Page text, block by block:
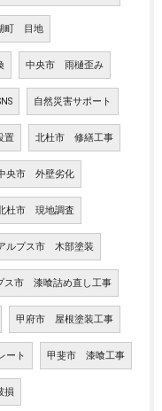
町 目地
中央市 雨樋歪み
自然災害サポート
置 北杜市 修繕工事
央市 外壁劣化
杜市 現地調査
ルプス市 木部塗装
ス市 漆喰詰め直し工事
甲府市 屋根塗装工事
ート 甲斐市 漆喰工事
損